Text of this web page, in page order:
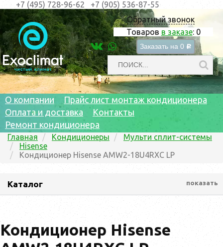
Обратный звонок
Товаров в заказе: 0
Заказать на 0 c
+7 (495) 728-96-62 +7 (905) 536-87-55
О компании
Прайс лист монтаж кондиционера
Оплата и доставка
Контакты
Ремонт кондиционера
Главная Кондиционеры
Мульти сплит-системы
Hisense
Кондиционер Hisense AMW2-18U4RXC LP
Каталог показать
Кондиционер Hisense